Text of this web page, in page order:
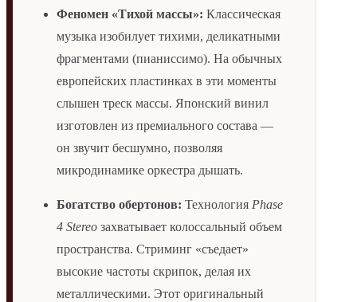
Феномен «Тихой массы»: Классическая
музыка изобилует тихими, деликатными
фрагментами (пианиссимо). На обычных
европейских пластинках в эти моменты
слышен треск массы. Японский винил
изготовлен из премиального состава —
он звучит бесшумно, позволяя
микродинамике оркестра дышать.
Богатство обертонов: Технология Phase
4 Stereo захватывает колоссальный объем
пространства. Стриминг «съедает»
высокие частоты скрипок, делая их
металлическими. Этот оригинальный